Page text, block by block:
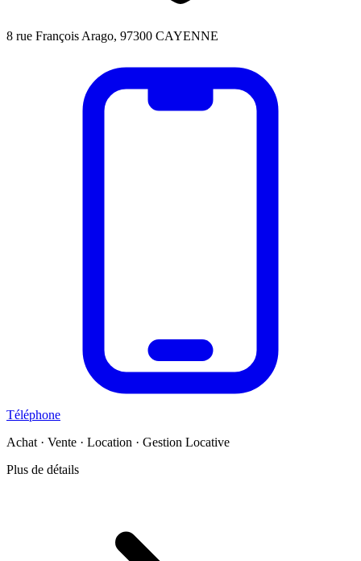
8 rue François Arago, 97300 CAYENNE
Téléphone
Achat · Vente · Location · Gestion Locative
Plus de détails